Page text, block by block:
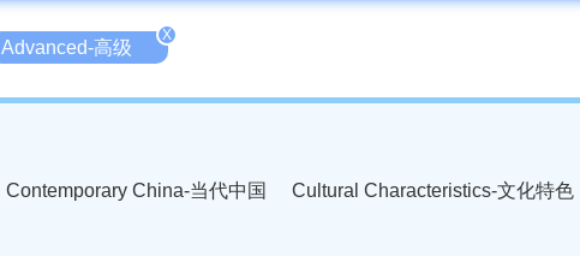
Advanced-高级
X
Contemporary China-当代中国 Cultural Characteristics-文化特色